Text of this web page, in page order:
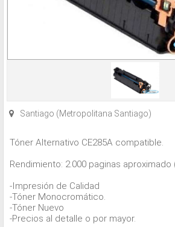
Santiago (Metropolitana Santiago)
Tóner Alternativo CE285A compatible.
Rendimiento: 2.000 paginas
-Impresión de Calidad
-Tóner Monocromático.
-Tóner Nuevo
-Precios al detalle o por mayor.